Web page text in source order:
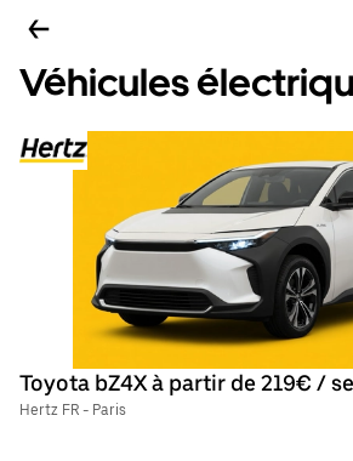
Véhicules
Toyota bZ4X à partir de 219€ /
Hertz FR - Paris